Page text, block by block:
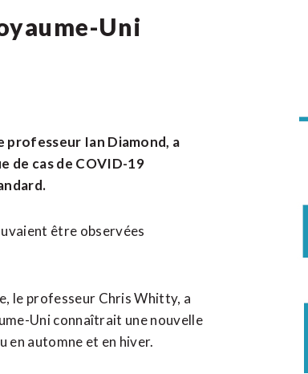
Uni
Ian Diamond, a
de cas de COVID-19
être observées
le professeur Chris Whitty, a
Uni connaîtrait une nouvelle
en automne et en hiver.